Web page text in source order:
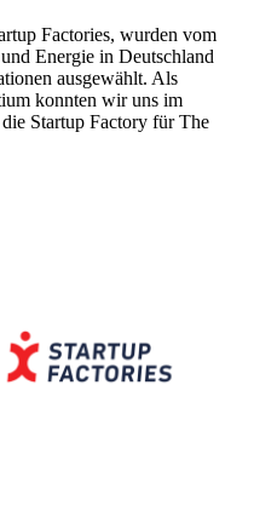
Factories, wurden vom
Energie in Deutschland
ausgewählt. Als
konnten wir uns im
Startup Factory für The